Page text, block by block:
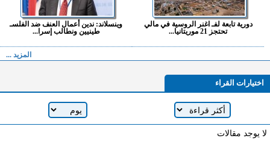
دورية تابعة لفـ اغنر الروسية في مالي
تحتجز 21 موريتانيا...
وينسلاند: ندين أعمال العنف ضد الفلسـ
طينيين ونطالب إسرا...
المزيد ...
اختيارات القراء
لا يوجد مقالات